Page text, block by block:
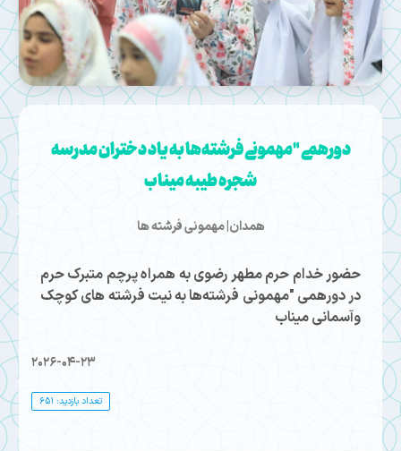
دورهمی "مهمونی فرشته‌ها به یاد دختران مدرسه
شجره طیبه میناب
همدان| مهمونی فرشته ها
حضور خدام حرم مطهر رضوی به همراه پرچم متبرک حرم
در دورهمی "مهمونی فرشته‌ها به نیت فرشته های کوچک
وآسمانی میناب
2026-04-23
تعداد بازدید: 651